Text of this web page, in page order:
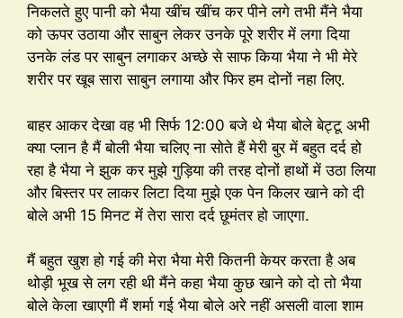
निकलते हुए पानी को भैया खींच खींच कर पीने लगे तभी मैंने भैया
को ऊपर उठाया और साबुन लेकर उनके पूरे शरीर में लगा दिया
उनके लंड पर साबुन लगाकर अच्छे से साफ किया भैया ने भी मेरे
शरीर पर खूब सारा साबुन लगाया और फिर हम दोनों नहा लिए.
बाहर आकर देखा वह भी सिर्फ 12:00 बजे थे भैया बोले बेट्टू अभी
क्या प्लान है मैं बोली भैया चलिए ना सोते हैं मेरी बुर में बहुत दर्द हो
रहा है भैया ने झुक कर मुझे गुड़िया की तरह दोनों हाथों में उठा लिया
और बिस्तर पर लाकर लिटा दिया मुझे एक पेन किलर खाने को दी
बोले अभी 15 मिनट में तेरा सारा दर्द छूमंतर हो जाएगा.
मैं बहुत खुश हो गई की मेरा भैया मेरी कितनी केयर करता है अब
थोड़ी भूख से लग रही थी मैंने कहा भैया कुछ खाने को दो तो भैया
बोले केला खाएगी मैं शर्मा गई भैया बोले अरे नहीं असली वाला शाम